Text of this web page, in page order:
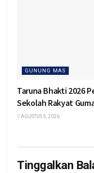
GUNUNG MAS
Taruna Bhakti 2026
Sekolah Rakyat
AGUSTUS 5, 2026
Tinggalkan